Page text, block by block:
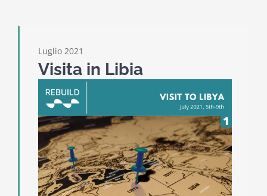
Luglio 2021
Visita in Libia